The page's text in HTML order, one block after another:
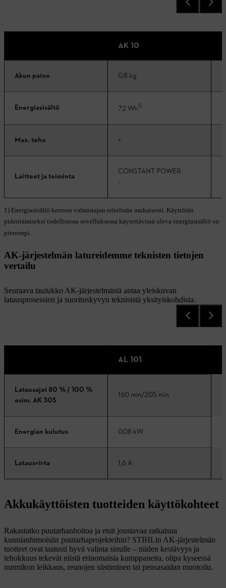
AK 10
Akun paino 0,8 kg
Energiasisältö 72 Wh1)
Max. teho +
Laitteet ja toiminta
CONSTANT POWER
-
1) Energiasisältö kennon valmistajan eritelmän mukaisesti. Käyttöiän
pidentämiseksi todellisessa sovelluksessa käytettävissä oleva energiasisältö on
pienempi.
AK-järjestelmän latureidemme teknisten tietojen
vertailu
Seuraava taulukko AK-järjestelmästä antaa yleiskuvan
latausprosessien ja suorituskyvyn teknisistä yksityiskohdista.
AL 101
Latausajat 80 % / 100 %
esim. AK 30S
160 min/205 min
Energian kulutus 0,08 kW
Latausvirta 1,6 A
Akkukäyttöisten tuotteiden käyttökohteet
Rakastatko puutarhanhoitoa ja etsit joustavaa ratkaisua
kunnianhimoisiin puutarhaprojekteihin? STIHLin AK-järjestelmän
tuotteet ovat taatusti hyvä valinta sinulle – niiden kestävyys ja
tehokkuus tekevät niistä erinomaisia kumppaneita, olipa kyseessä
nurmikon leikkaus, reunojen siistiminen tai pensasaidan muotoilu.